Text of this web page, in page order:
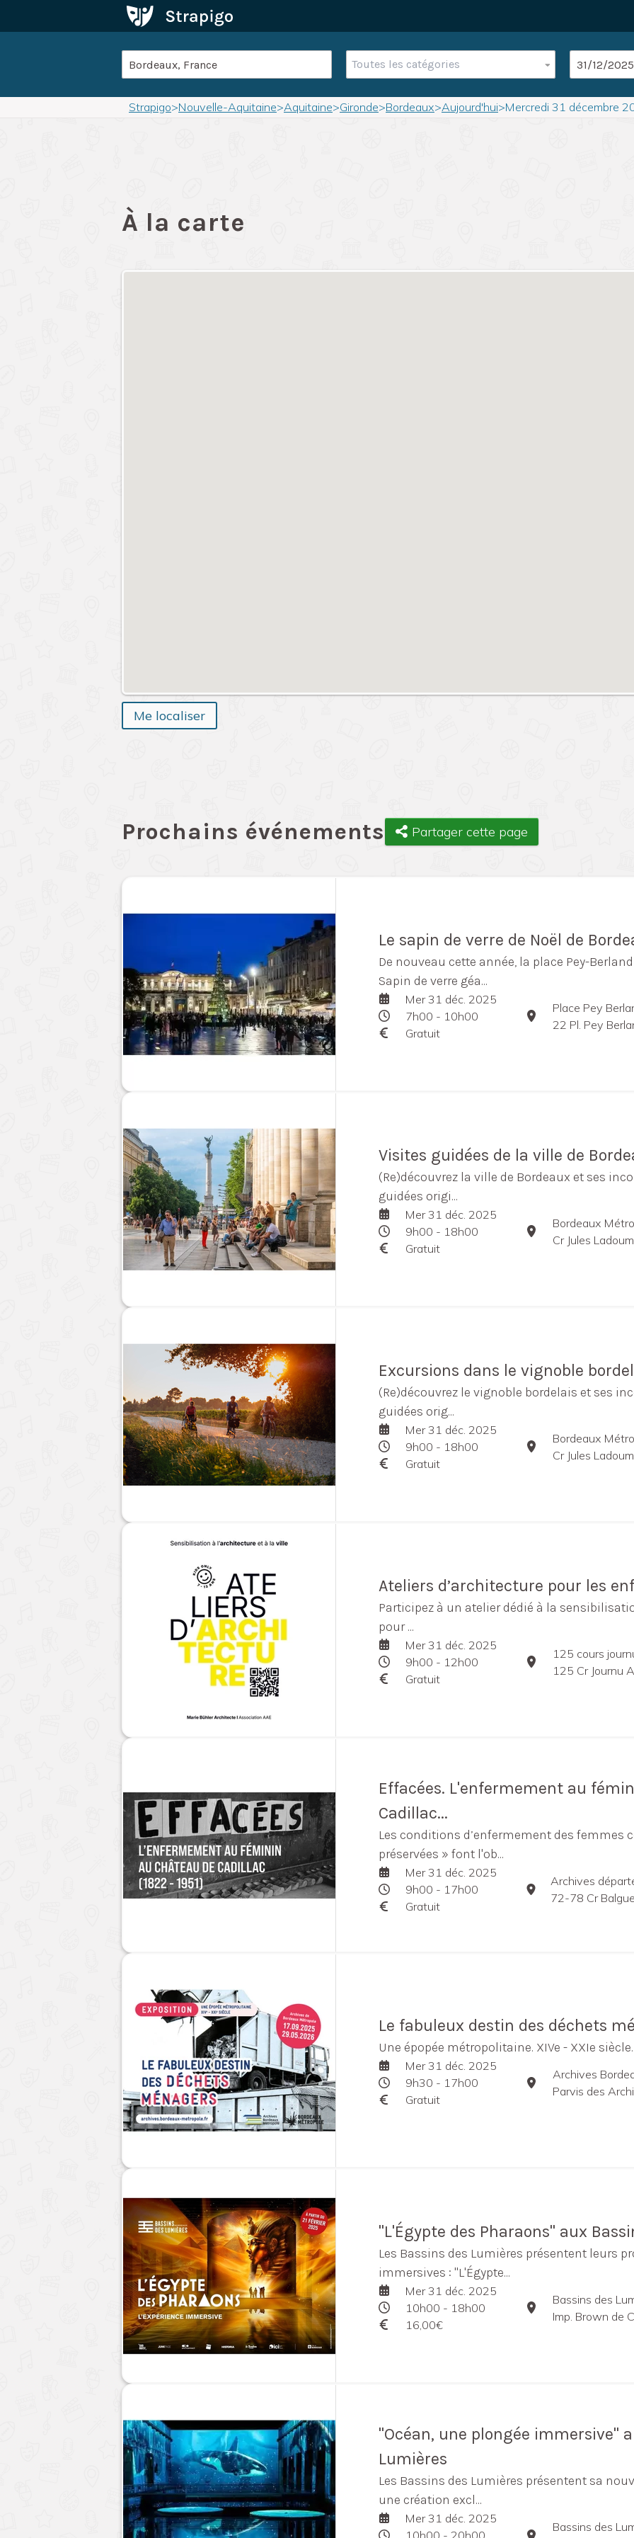
Toutes les catégories
Strapigo>Nouvelle-Aquitaine>Aquitaine>Gironde>Bordeaux>Aujourd'hui>Mercredi 31 décembre
À la carte
Me localiser
Prochains événements Partager cette page
Le sapin de verre de Noël de
De nouveau cette année, la place Pey-
Sapin de verre géa...
Mer 31 déc. 2025
7h00 - 10h00
Gratuit
Place Pey
22 Pl. Pey
Visites guidées de la ville de
(Re)découvrez la ville de Bordeaux et ses
guidées origi...
Mer 31 déc. 2025
9h00 - 18h00
Gratuit
Bordeaux
Cr Jules
Excursions dans le vignoble
(Re)découvrez le vignoble bordelais et ses
guidées orig...
Mer 31 déc. 2025
9h00 - 18h00
Gratuit
Bordeaux
Cr Jules
Ateliers d’architecture pour les
Participez à un atelier dédié à la
pour ...
Mer 31 déc. 2025
9h00 - 12h00
Gratuit
125 cours
125 Cr Journu
Effacées. L'enfermement au
Cadillac...
Les conditions d’enfermement des femmes
préservées » font l'ob...
Mer 31 déc. 2025
9h00 - 17h00
Gratuit
Archives
72-78 Cr
Le fabuleux destin des déchets
Une épopée métropolitaine. XIVe - XXIe siècle.
Mer 31 déc. 2025
9h30 - 17h00
Gratuit
Archives
Parvis des
"L'Égypte des Pharaons" aux
Les Bassins des Lumières présentent leurs
immersives : "L'Égypte...
Mer 31 déc. 2025
10h00 - 18h00
16,00€
Bassins des
Imp. Brown de
"Océan, une plongée immersive"
Lumières
Les Bassins des Lumières présentent sa
une création excl...
Mer 31 déc. 2025
10h00 - 20h00
Bassins des